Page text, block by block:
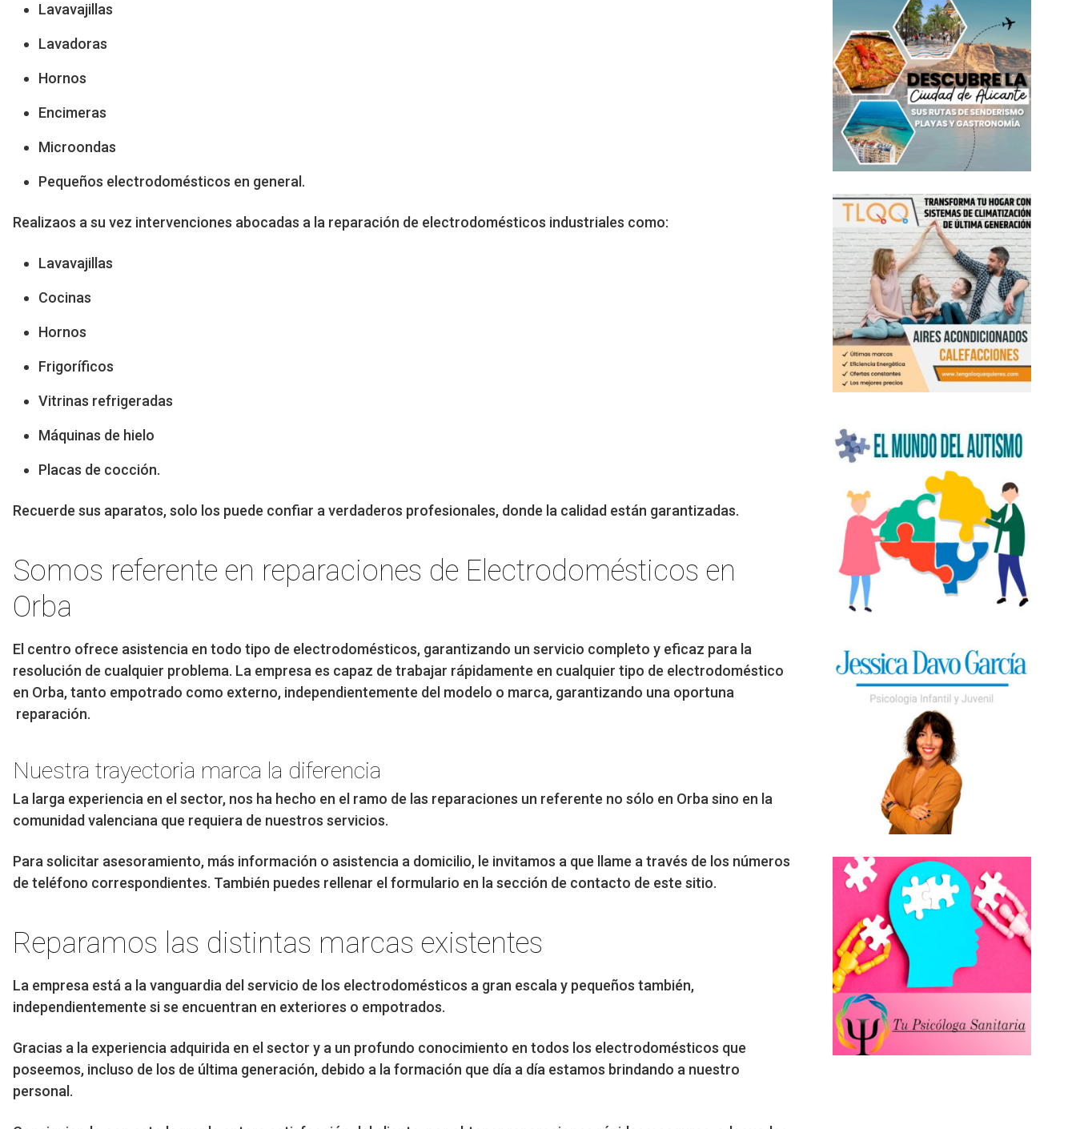
Lavavajillas
Lavadoras
Hornos
Encimeras
Microondas
Pequeños electrodomésticos en general.
Realizaos a su vez intervenciones abocadas a la reparación de electrodomésticos industriales como:
Lavavajillas
Cocinas
Hornos
Frigoríficos
Vitrinas refrigeradas
Máquinas de hielo
Placas de cocción.
Recuerde sus aparatos, solo los puede confiar a verdaderos profesionales, donde la calidad están garantizadas.
Somos referente en reparaciones de Electrodomésticos en
Orba
El centro ofrece asistencia en todo tipo de electrodomésticos, garantizando un servicio completo y eficaz para la
resolución de cualquier problema. La empresa es capaz de trabajar rápidamente en cualquier tipo de electrodoméstico
en Orba, tanto empotrado como externo, independientemente del modelo o marca, garantizando una oportuna
reparación.
Nuestra trayectoria marca la diferencia
La larga experiencia en el sector, nos ha hecho en el ramo de las reparaciones un referente no sólo en Orba sino en la
comunidad valenciana que requiera de nuestros servicios.
Para solicitar asesoramiento, más información o asistencia a domicilio, le invitamos a que llame a través de los números
de teléfono correspondientes. También puedes rellenar el formulario en la sección de contacto de este sitio.
Reparamos las distintas marcas existentes
La empresa está a la vanguardia del servicio de los electrodomésticos a gran escala y pequeños también,
independientemente si se encuentran en exteriores o empotrados.
Gracias a la experiencia adquirida en el sector y a un profundo conocimiento en todos los electrodomésticos que
poseemos, incluso de los de última generación, debido a la formación que día a día estamos brindando a nuestro
personal.